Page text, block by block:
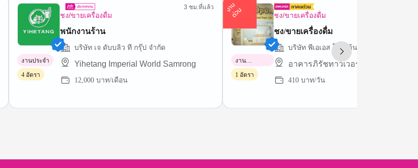
ชง/ขายเครื่องดื่ม
3 ชม.ที่แล้ว
พนักงานร้าน
บริษัท เจ ดับบลิว ที กรุ๊ป จำกัด
Yihetang Imperial World Samrong
12,000 บาท/เดือน
งานประจำ
4 อัตรา
ง
า
น
ด่
ว
น ชง/ขายเครื่องดื่ม
ชง/ขายเครื่องดื่ม
บริษัท พีเอเอส โกลเด้น ไตรแองเกิ้ล จำกัด
อาคารภิรัชทาวเวอร์ แอท เอ็มควอเที
410 บาท/วัน
งาน
พาร์ทไทม์
1 อัตรา